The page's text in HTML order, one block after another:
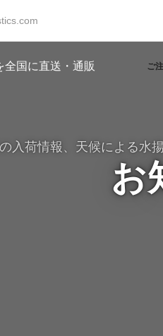
ご
入荷情報、天候による水
お